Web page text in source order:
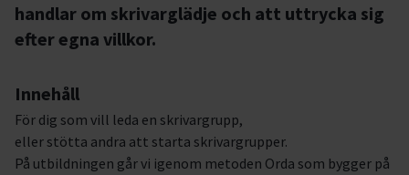
handlar om skrivarglädje och att uttrycka sig
efter egna villkor.
Innehåll
För dig som vill leda en skrivargrupp,
eller stötta andra att starta skrivargrupper.
På utbildningen går vi igenom metoden Orda som bygger på